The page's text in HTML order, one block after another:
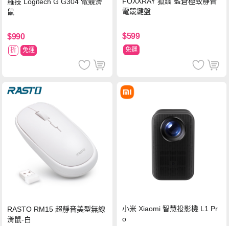
鼠
$990
折 免運
電競鍵盤
$599
免運
RASTO RM15 超靜音美型無線
滑鼠-白
小米 Xiaomi 智慧投影機 L1 Pr
o